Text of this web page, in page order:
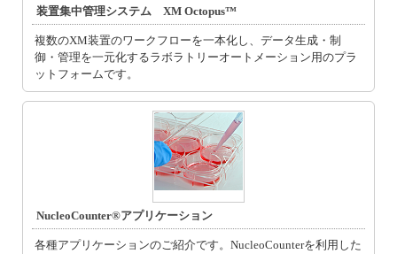
装置集中管理システム XM Octopus™
複数のXM装置のワークフローを一本化し、データ生成・制
御・管理を一元化するラボラトリーオートメーション用のプラ
ットフォームです。
NucleoCounter®アプリケーション
各種アプリケーションのご紹介です。NucleoCounterを利用した